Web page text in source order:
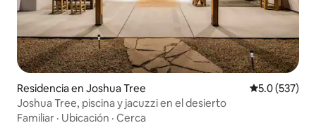
Residencia en Joshua Tree Calificación
5.0 (537)
Joshua Tree, piscina y jacuzzi en el desierto
Familiar · Ubicación · Cerca